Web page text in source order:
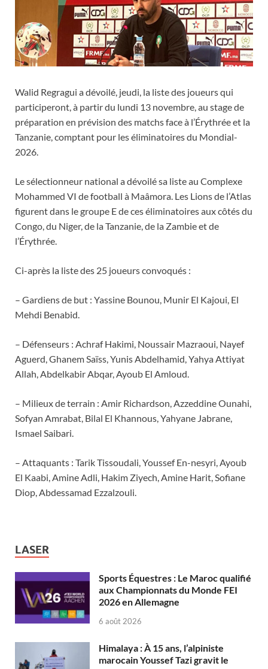
Walid Regragui a dévoilé, jeudi, la liste des joueurs qui
participeront, à partir du lundi 13 novembre, au stage de
préparation en prévision des matchs face à l’Érythrée et la
Tanzanie, comptant pour les éliminatoires du Mondial-
2026.
Le sélectionneur national a dévoilé sa liste au Complexe
Mohammed VI de football à Maâmora. Les Lions de l’Atlas
figurent dans le groupe E de ces éliminatoires aux côtés du
Congo, du Niger, de la Tanzanie, de la Zambie et de
l’Érythrée.
Ci-après la liste des 25 joueurs convoqués :
– Gardiens de but : Yassine Bounou, Munir El Kajoui, El
Mehdi Benabid.
– Défenseurs : Achraf Hakimi, Noussair Mazraoui, Nayef
Aguerd, Ghanem Saïss, Yunis Abdelhamid, Yahya Attiyat
Allah, Abdelkabir Abqar, Ayoub El Amloud.
– Milieux de terrain : Amir Richardson, Azzeddine Ounahi,
Sofyan Amrabat, Bilal El Khannous, Yahyane Jabrane,
Ismael Saibari.
– Attaquants : Tarik Tissoudali, Youssef En-nesyri, Ayoub
El Kaabi, Amine Adli, Hakim Ziyech, Amine Harit, Sofiane
Diop, Abdessamad Ezzalzouli.
LASER
Sports Équestres : Le Maroc qualifié
aux Championnats du Monde FEI
2026 en Allemagne
6 août 2026
Himalaya : À 15 ans, l’alpiniste
marocain Youssef Tazi gravit le